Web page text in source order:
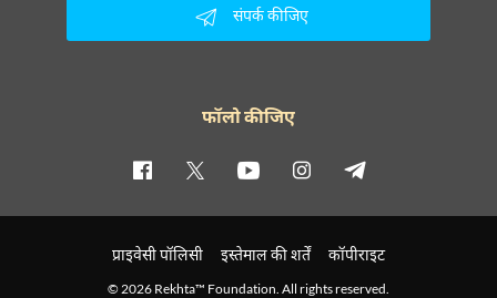
संपर्क कीजिए
फॉलो कीजिए
प्राइवेसी पॉलिसी इस्तेमाल की शर्तें कॉपीराइट
© 2026 Rekhta™ Foundation. All rights reserved.